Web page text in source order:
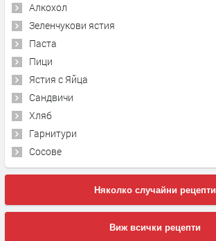
Алкохол
Зеленчукови ястия
Паста
Пици
Ястия с Яйца
Сандвичи
Хляб
Гарнитури
Сосове
Няколко случайни рецепти
Виж всички рецепти